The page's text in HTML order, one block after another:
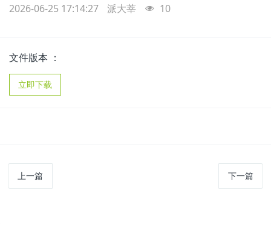
2026-06-25 17:14:27 派大莘 10
文件版本 ：
立即下载
上一篇 下一篇